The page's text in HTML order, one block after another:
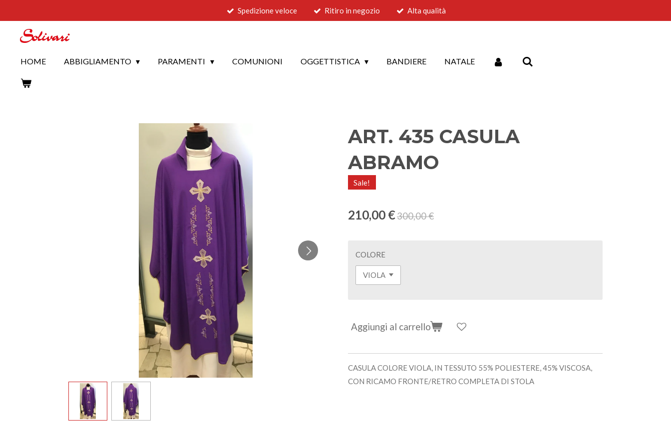
contenuto
Spedizione veloce Ritiro in negozio Alta qualità
HOME ABBIGLIAMENTO PARAMENTI COMUNIONI OGGETTISTICA BANDIERE NATALE
ART. 435 CASULA
ABRAMO
Sale!
210,00 €300,00 €
COLORE
Aggiungi al carrello
CASULA COLORE VIOLA, IN TESSUTO 55% POLIESTERE, 45% VISCOSA,
CON RICAMO FRONTE/RETRO COMPLETA DI STOLA